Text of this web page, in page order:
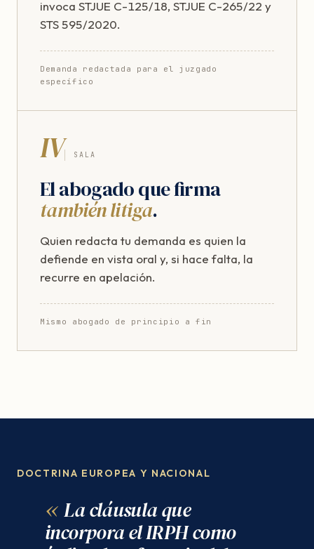
invoca STJUE C-125/18, STJUE C-265/22 y
STS 595/2020.
Demanda redactada para el juzgado
específico
IV SALA
El abogado que firma
también litiga.
Quien redacta tu demanda es quien la
defiende en vista oral y, si hace falta, la
recurre en apelación.
Mismo abogado de principio a fin
DOCTRINA EUROPEA Y NACIONAL
La cláusula que
incorpora el IRPH como